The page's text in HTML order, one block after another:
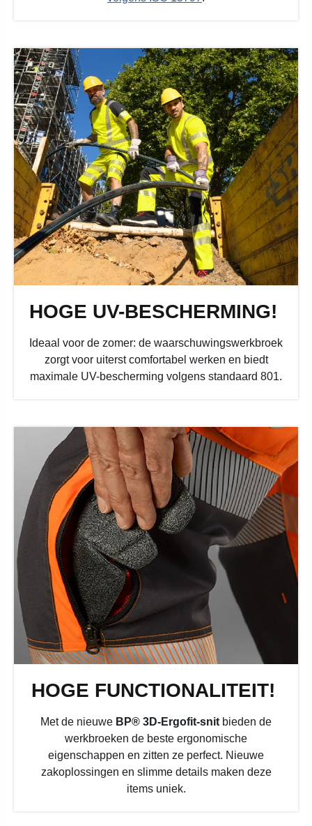
HOGE UV-BESCHERMING!
Ideaal voor de zomer: de waarschuwingswerkbroek
zorgt voor uiterst comfortabel werken en biedt
maximale UV-bescherming volgens standaard 801.
HOGE FUNCTIONALITEIT!
Met de nieuwe BP® 3D-Ergofit-snit bieden de
werkbroeken de beste ergonomische
eigenschappen en zitten ze perfect. Nieuwe
zakoplossingen en slimme details maken deze
items uniek.